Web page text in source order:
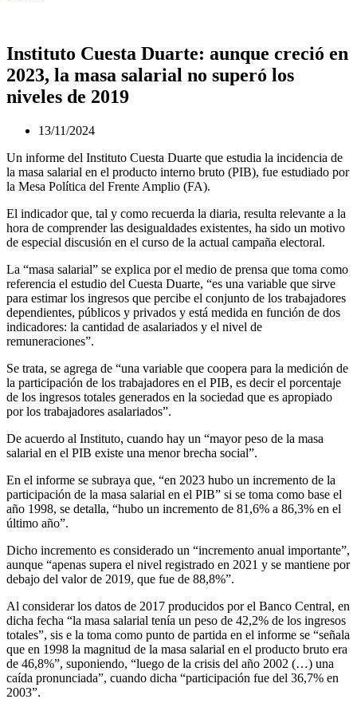
Instituto Cuesta Duarte: aunque creció en
2023, la masa salarial no superó los
niveles de 2019
13/11/2024
Un informe del Instituto Cuesta Duarte que estudia la incidencia de
la masa salarial en el producto interno bruto (PIB), fue estudiado por
la Mesa Política del Frente Amplio (FA).
El indicador que, tal y como recuerda la diaria, resulta relevante a la
hora de comprender las desigualdades existentes, ha sido un motivo
de especial discusión en el curso de la actual campaña electoral.
La “masa salarial” se explica por el medio de prensa que toma como
referencia el estudio del Cuesta Duarte, “es una variable que sirve
para estimar los ingresos que percibe el conjunto de los trabajadores
dependientes, públicos y privados y está medida en función de dos
indicadores: la cantidad de asalariados y el nivel de
remuneraciones”.
Se trata, se agrega de “una variable que coopera para la medición de
la participación de los trabajadores en el PIB, es decir el porcentaje
de los ingresos totales generados en la sociedad que es apropiado
por los trabajadores asalariados”.
De acuerdo al Instituto, cuando hay un “mayor peso de la masa
salarial en el PIB existe una menor brecha social”.
En el informe se subraya que, “en 2023 hubo un incremento de la
participación de la masa salarial en el PIB” si se toma como base el
año 1998, se detalla, “hubo un incremento de 81,6% a 86,3% en el
último año”.
Dicho incremento es considerado un “incremento anual importante”,
aunque “apenas supera el nivel registrado en 2021 y se mantiene por
debajo del valor de 2019, que fue de 88,8%”.
Al considerar los datos de 2017 producidos por el Banco Central, en
dicha fecha “la masa salarial tenía un peso de 42,2% de los ingresos
totales”, sis e la toma como punto de partida en el informe se “señala
que en 1998 la magnitud de la masa salarial en el producto bruto era
de 46,8%”, suponiendo, “luego de la crisis del año 2002 (…) una
caída pronunciada”, cuando dicha “participación fue del 36,7% en
2003”.